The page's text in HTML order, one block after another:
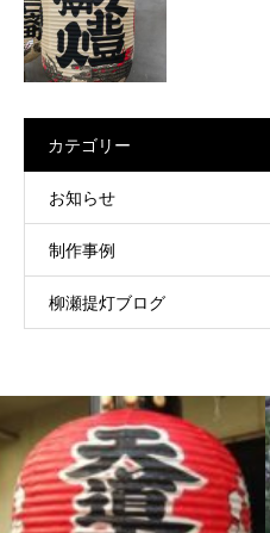
カテゴリー
お知らせ
制作事例
柳瀬提灯ブログ